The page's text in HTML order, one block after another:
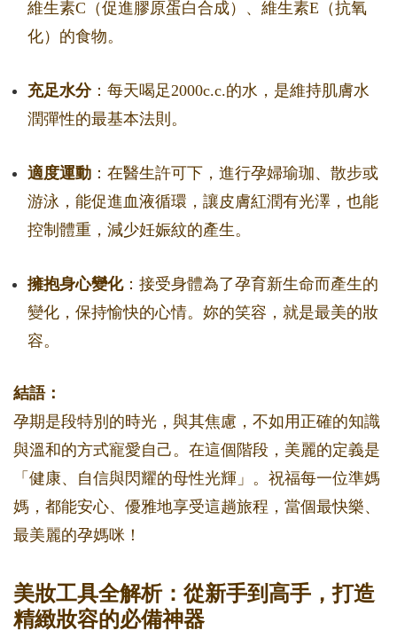
維生素C（促進膠原蛋白合成）、維生素E（抗氧
化）的食物。
充足水分：每天喝足2000c.c.的水，是維持肌膚水
潤彈性的最基本法則。
適度運動 ：在醫生許可下，進行孕婦瑜珈、散步或
游泳，能促進血液循環，讓皮膚紅潤有光澤，也能
控制體重，減少妊娠紋的產生。
擁抱身心變化：接受身體為了孕育新生命而產生的
變化，保持愉快的心情。妳的笑容，就是最美的妝
容。
結語：
孕期是段特別的時光，與其焦慮，不如用正確的知識
與溫和的方式寵愛自己。在這個階段，美麗的定義是
「健康、自信與閃耀的母性光輝」。祝福每一位準媽
媽，都能安心、優雅地享受這趟旅程，當個最快樂、
最美麗的孕媽咪！
美妝工具全解析：從新手到高手，打造
精緻妝容的必備神器